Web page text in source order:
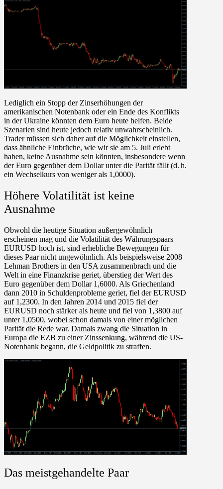
Lediglich ein Stopp der Zinserhöhungen der
amerikanischen Notenbank oder ein Ende des Konflikts
in der Ukraine könnten dem Euro heute helfen. Beide
Szenarien sind heute jedoch relativ unwahrscheinlich.
Trader müssen sich daher auf die Möglichkeit einstellen,
dass ähnliche Einbrüche, wie wir sie am 5. Juli erlebt
haben, keine Ausnahme sein könnten, insbesondere wenn
der Euro gegenüber dem Dollar unter die Parität fällt (d. h.
ein Wechselkurs von weniger als 1,0000).
Höhere Volatilität ist keine
Ausnahme
Obwohl die heutige Situation außergewöhnlich
erscheinen mag und die Volatilität des Währungspaars
EURUSD hoch ist, sind erhebliche Bewegungen für
dieses Paar nicht ungewöhnlich. Als beispielsweise 2008
Lehman Brothers in den USA zusammenbrach und die
Welt in eine Finanzkrise geriet, überstieg der Wert des
Euro gegenüber dem Dollar 1,6000. Als Griechenland
dann 2010 in Schuldenprobleme geriet, fiel der EURUSD
auf 1,2300. In den Jahren 2014 und 2015 fiel der
EURUSD noch stärker als heute und fiel von 1,3800 auf
unter 1,0500, wobei schon damals von einer möglichen
Parität die Rede war. Damals zwang die Situation in
Europa die EZB zu einer Zinssenkung, während die US-
Notenbank begann, die Geldpolitik zu straffen.
Das meistgehandelte Paar